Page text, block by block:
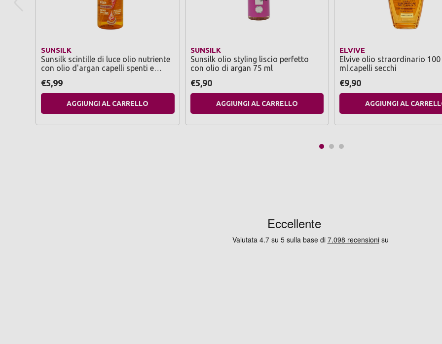
SUNSILK
Sunsilk scintille di luce olio nutriente
con olio d'argan capelli spenti e
€5,99
AGGIUNGI AL CARRELLO
SUNSILK
Sunsilk olio styling liscio perfetto
con olio di argan 75 ml
€5,90
AGGIUNGI AL CARRELLO
ELVIVE
Elvive olio straordinario 100
ml.capelli secchi
€9,90
AGGIUNGI AL